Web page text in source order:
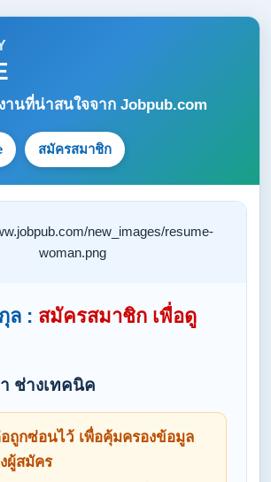
านที่น่าสนใจจาก Jobpub.com
สมัครสมาชิก
ล : สมัครสมาชิก เพื่อดู
ช่างเทคนิค
ถูกซ่อนไว้ เพื่อคุ้มครองข้อมูล
ผู้สมัคร